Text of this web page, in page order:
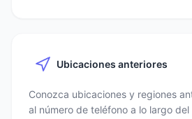
Ubicaciones anteriores
Conozca ubicaciones y regiones
al número de teléfono a lo largo del